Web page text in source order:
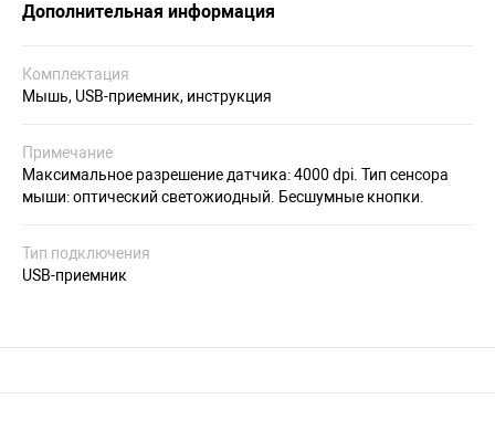
Дополнительная информация
Комплектация
Мышь, USB-приемник, инструкция
Примечание
Максимальное разрешение датчика: 4000 dpi. Тип сенсора
мыши: оптический светожиодный. Бесшумные кнопки.
Тип подключения
USB-приемник